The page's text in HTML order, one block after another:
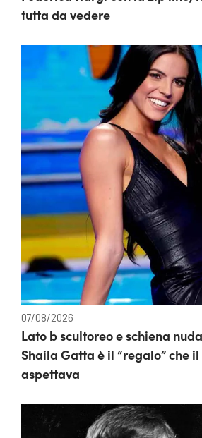
tutta da vedere
07/08/2026
Lato b scultoreo e schiena
Shaila Gatta è il “regalo” che il
aspettava